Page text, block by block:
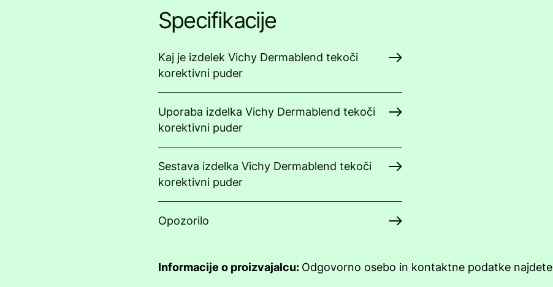
Specifikacije
Kaj je izdelek Vichy Dermablend tekoči
korektivni puder
Uporaba izdelka Vichy Dermablend tekoči
korektivni puder
Sestava izdelka Vichy Dermablend tekoči
korektivni puder
Opozorilo
Informacije o proizvajalcu: Odgovorno osebo in kontaktne podatke najdete